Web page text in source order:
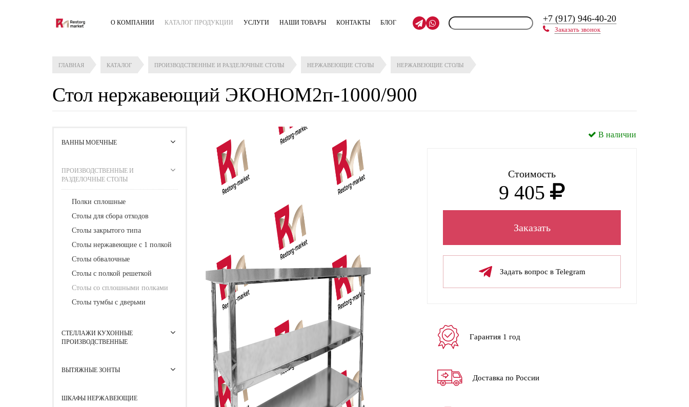
О КОМПАНИИ КАТАЛОГ ПРОДУКЦИИ УСЛУГИ НАШИ ТОВАРЫ КОНТАКТЫ БЛОГ +7 (917) 946-40-20
Заказать звонок
ГЛАВНАЯ КАТАЛОГ ПРОИЗВОДСТВЕННЫЕ И РАЗДЕЛОЧНЫЕ СТОЛЫ НЕРЖАВЕЮЩИЕ СТОЛЫ НЕРЖАВЕЮЩИЕ СТОЛЫ
Стол нержавеющий ЭКОНОМ2п-1000/900
ВАННЫ МОЕЧНЫЕ
ПРОИЗВОДСТВЕННЫЕ И
РАЗДЕЛОЧНЫЕ СТОЛЫ
Полки сплошные
Столы для сбора отходов
Столы закрытого типа
Столы нержавеющие с 1 полкой
Столы обвалочные
Столы с полкой решеткой
Столы со сплошными полками
Столы тумбы с дверьми
СТЕЛЛАЖИ КУХОННЫЕ
ПРОИЗВОДСТВЕННЫЕ
ВЫТЯЖНЫЕ ЗОНТЫ
ШКАФЫ НЕРЖАВЕЮЩИЕ
В наличии
Стоимость
9 405
Заказать
Задать вопрос в Telegram
Гарантия 1 год
Доставка по России